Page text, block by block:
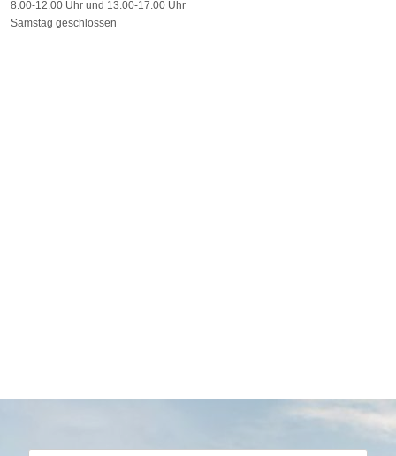
8.00-12.00 Uhr und 13.00-17.00 Uhr
Samstag geschlossen